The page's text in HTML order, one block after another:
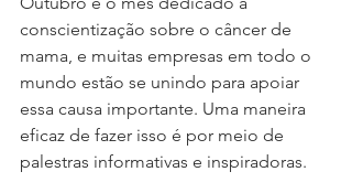
conscientização sobre o câncer de
mama, e muitas empresas em todo o
mundo estão se unindo para apoiar
essa causa importante. Uma maneira
eficaz de fazer isso é por meio de
palestras informativas e inspiradoras.